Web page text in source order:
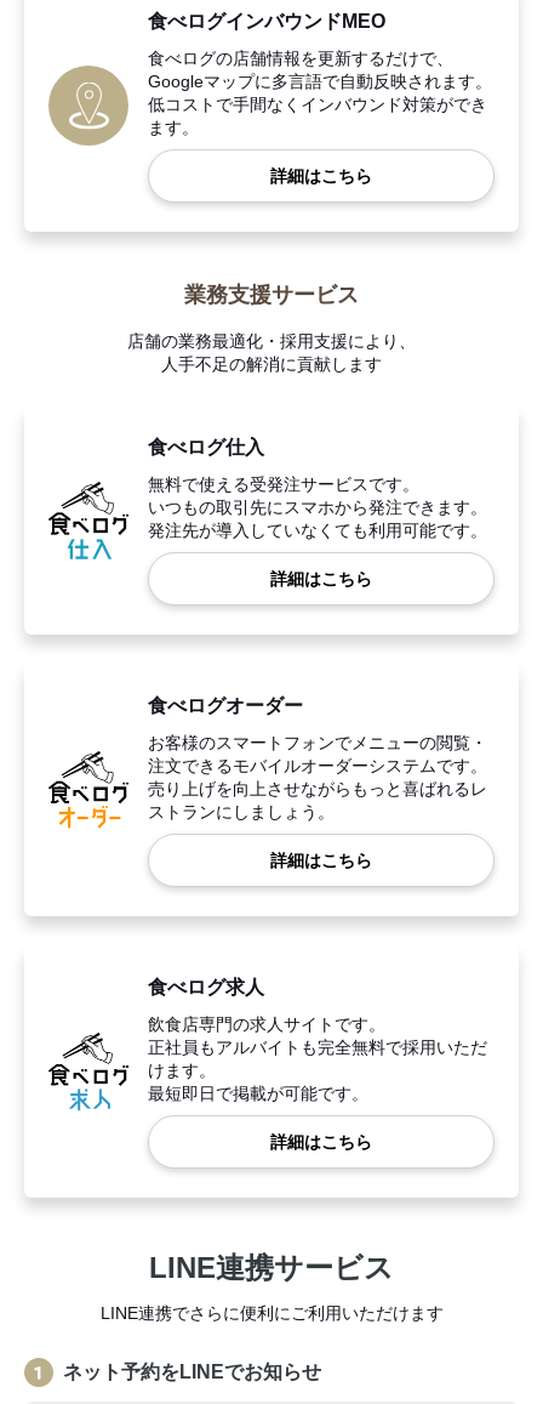
食べログインバウンドMEO
食べログの店舗情報を更新するだけで、
Googleマップに多言語で自動反映されます。
低コストで手間なくインバウンド対策ができ
ます。
詳細はこちら
業務支援サービス
店舗の業務最適化・採用支援により、
人手不足の解消に貢献します
食べログ仕入
無料で使える受発注サービスです。
いつもの取引先にスマホから発注できます。
発注先が導入していなくても利用可能です。
詳細はこちら
食べログオーダー
お客様のスマートフォンでメニューの閲覧・
注文できるモバイルオーダーシステムです。
売り上げを向上させながらもっと喜ばれるレ
ストランにしましょう。
詳細はこちら
食べログ求人
飲食店専門の求人サイトです。
正社員もアルバイトも完全無料で採用いただ
けます。
最短即日で掲載が可能です。
詳細はこちら
LINE連携サービス
LINE連携でさらに便利にご利用いただけます
ネット予約をLINEでお知らせ